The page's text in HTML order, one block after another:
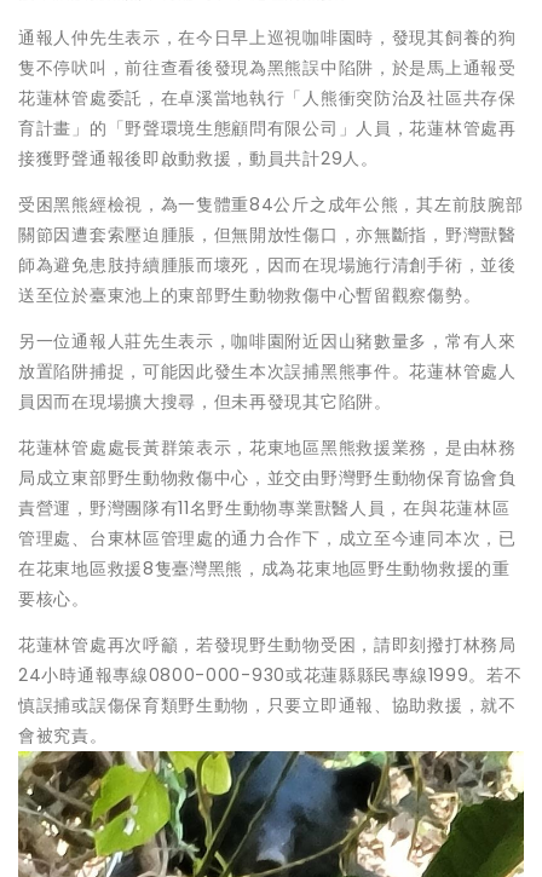
通報人仲先生表示，在今日早上巡視咖啡園時，發現其飼養的狗
隻不停吠叫，前往查看後發現為黑熊誤中陷阱，於是馬上通報受
花蓮林管處委託，在卓溪當地執行「人熊衝突防治及社區共存保
育計畫」的「野聲環境生態顧問有限公司」人員，花蓮林管處再
接獲野聲通報後即啟動救援，動員共計29人。
受困黑熊經檢視，為一隻體重84公斤之成年公熊，其左前肢腕部
關節因遭套索壓迫腫脹，但無開放性傷口，亦無斷指，野灣獸醫
師為避免患肢持續腫脹而壞死，因而在現場施行清創手術，並後
送至位於臺東池上的東部野生動物救傷中心暫留觀察傷勢。
另一位通報人莊先生表示，咖啡園附近因山豬數量多，常有人來
放置陷阱捕捉，可能因此發生本次誤捕黑熊事件。花蓮林管處人
員因而在現場擴大搜尋，但未再發現其它陷阱。
花蓮林管處處長黃群策表示，花東地區黑熊救援業務，是由林務
局成立東部野生動物救傷中心，並交由野灣野生動物保育協會負
責營運，野灣團隊有11名野生動物專業獸醫人員，在與花蓮林區
管理處、台東林區管理處的通力合作下，成立至今連同本次，已
在花東地區救援8隻臺灣黑熊，成為花東地區野生動物救援的重
要核心。
花蓮林管處再次呼籲，若發現野生動物受困，請即刻撥打林務局
24小時通報專線0800-000-930或花蓮縣縣民專線1999。若不
慎誤捕或誤傷保育類野生動物，只要立即通報、協助救援，就不
會被究責。